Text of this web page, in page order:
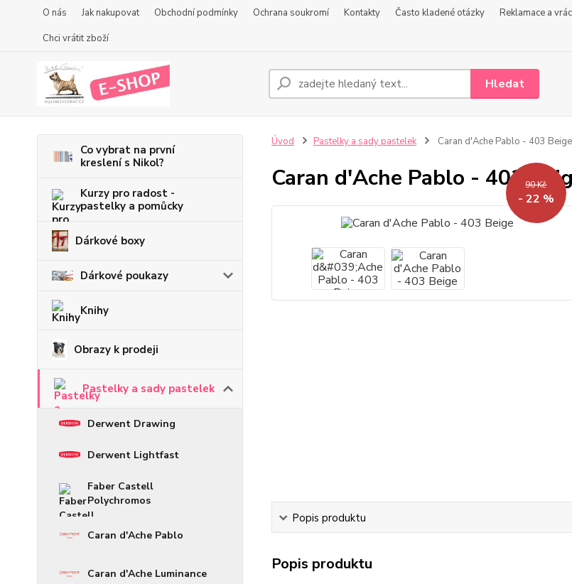
O nás Jak nakupovat Obchodní podmínky Ochrana soukromí Kontakty Často kladené otázky
Reklamace a
Chci vrátit zboží
Hledat
Co vybrat na první
kreslení s Nikol?
Kurzy pro radost -
pastelky a pomůcky
Dárkové boxy
Dárkové poukazy
Knihy
Obrazy k prodeji
Pastelky a sady pastelek
Derwent Drawing
Derwent Lightfast
Faber Castell
Polychromos
Caran d'Ache Pablo
Caran d'Ache Luminance
Úvod Pastelky a sady pastelek Caran d'Ache Pablo - 403 Beige
Caran d'Ache Pablo - 403 90 Kč
- 22 %
Popis produktu
Popis produktu